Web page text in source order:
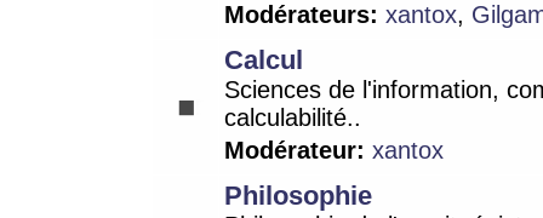
Modérateurs: xantox,
Calcul
Sciences de l'information,
calculabilité..
Modérateur: xantox
Philosophie